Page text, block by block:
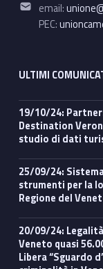
email:
PEC:
ULTIMI
19/10/24: Partnership con DMO Dolomiti Bellunesi e
Destination
studio di dati
25/09/24: Sistema economico e legalità, regole e
strumenti per la
Regione del
20/09/24: Legalità: crimine proliferato in pandemia, in
Veneto quasi
Libera “Sguardo